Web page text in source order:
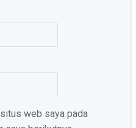
web saya pada